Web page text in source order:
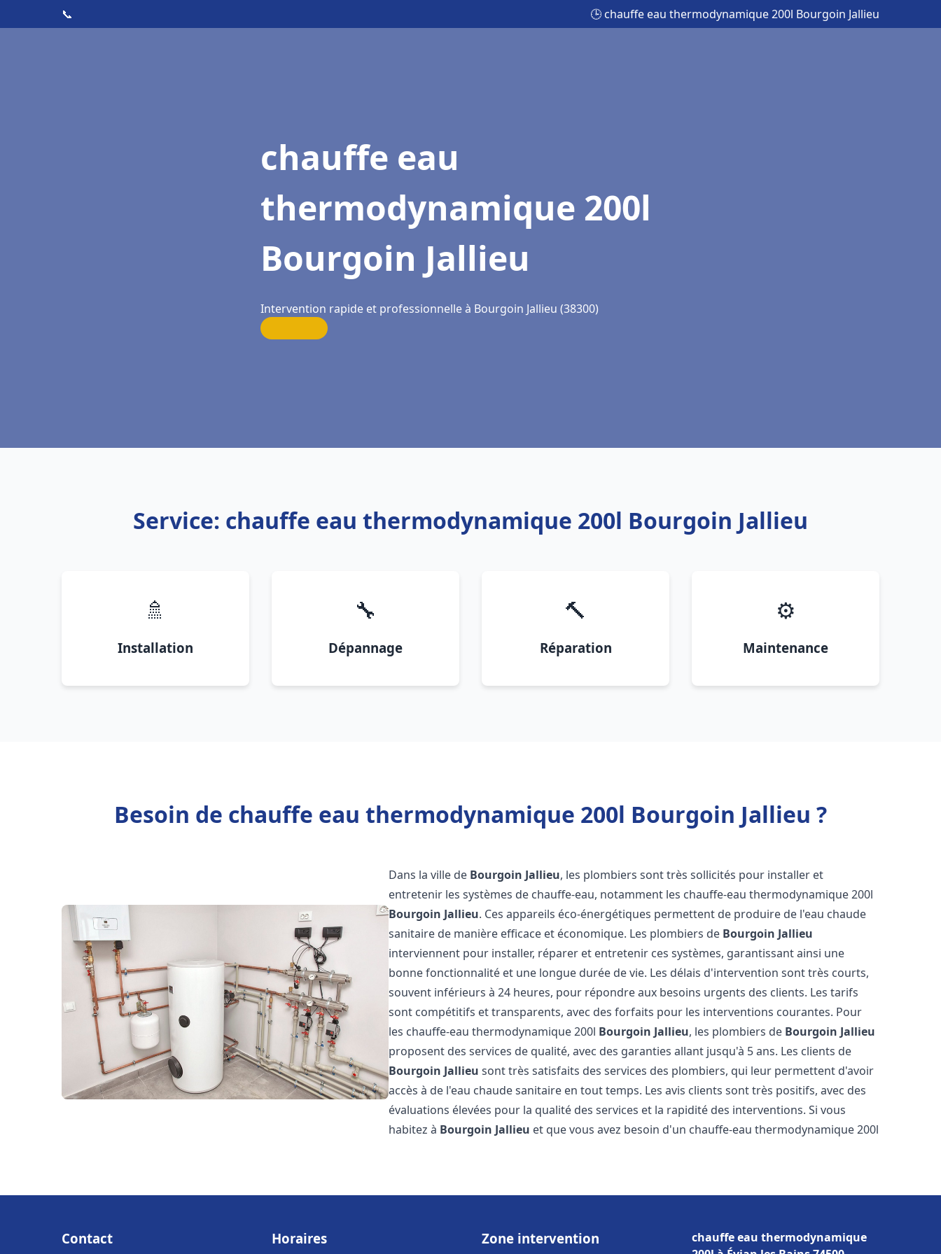
📞 🕒 chauffe eau thermodynamique 200l Bourgoin Jallieu
chauffe eau
thermodynamique 200l
Bourgoin Jallieu
Intervention rapide et professionnelle à Bourgoin Jallieu (38300)
Service: chauffe eau thermodynamique 200l Bourgoin Jallieu
🚿
Installation
🔧
Dépannage
🔨
Réparation
⚙️
Maintenance
Besoin de chauffe eau thermodynamique 200l Bourgoin Jallieu ?
Dans la ville de Bourgoin Jallieu, les plombiers sont très sollicités pour installer et
entretenir les systèmes de chauffe-eau, notamment les chauffe-eau thermodynamique 200l
Bourgoin Jallieu. Ces appareils éco-énergétiques permettent de produire de l'eau chaude
sanitaire de manière efficace et économique. Les plombiers de Bourgoin Jallieu
interviennent pour installer, réparer et entretenir ces systèmes, garantissant ainsi une
bonne fonctionnalité et une longue durée de vie. Les délais d'intervention sont très courts,
souvent inférieurs à 24 heures, pour répondre aux besoins urgents des clients. Les tarifs
sont compétitifs et transparents, avec des forfaits pour les interventions courantes. Pour
les chauffe-eau thermodynamique 200l Bourgoin Jallieu, les plombiers de Bourgoin Jallieu
proposent des services de qualité, avec des garanties allant jusqu'à 5 ans. Les clients de
Bourgoin Jallieu sont très satisfaits des services des plombiers, qui leur permettent d'avoir
accès à de l'eau chaude sanitaire en tout temps. Les avis clients sont très positifs, avec des
évaluations élevées pour la qualité des services et la rapidité des interventions. Si vous
habitez à Bourgoin Jallieu et que vous avez besoin d'un chauffe-eau thermodynamique 200l
Contact Horaires Zone intervention
chauffe eau thermodynamique